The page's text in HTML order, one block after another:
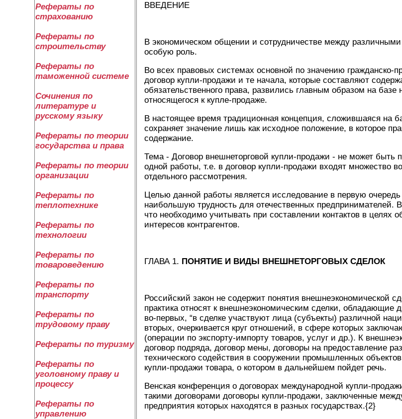
Рефераты по
страхованию
Рефераты по
строительству
Рефераты по
таможенной системе
Сочинения по
литературе и
русскому языку
Рефераты по теории
государства и права
Рефераты по теории
организации
Рефераты по
теплотехнике
Рефераты по
технологии
Рефераты по
товароведению
Рефераты по
транспорту
Рефераты по
трудовому праву
Рефераты по туризму
Рефераты по
уголовному праву и
процессу
Рефераты по
управлению
ВВЕДЕНИЕ
В экономическом общении и сотрудничестве между различными
особую роль.
Во всех правовых системах основной по значению гражданско-
договор купли-продажи и те начала, которые составляют
обязательственного права, развились главным образом на базе
относящегося к купле-продаже.
В настоящее время традиционная концепция, сложившаяся на
сохраняет значение лишь как исходное положение, в которое
содержание.
Тема - Договор внешнеторговой купли-продажи - не может быть
одной работы, т.е. в договор купли-продажи входят множество
отдельного рассмотрения.
Целью данной работы является исследование в первую
наибольшую трудность для отечественных предпринимателей.
что необходимо учитывать при составлении контактов в целях
интересов контрагентов.
ГЛАВА 1. ПОНЯТИЕ И ВИДЫ ВНЕШНЕТОРГОВЫХ СДЕЛОК
Российский закон не содержит понятия внешнеэкономической
практика относят к внешнеэкономическим сделки,
во-первых, “в сделке участвуют лица (субъекты) различной
вторых, очеркивается круг отношений, в сфере которых
(операции по экспорту-импорту товаров, услуг и др.). К
договор подряда, договор мены, договоры на предоставление
технического содействия в сооружении промышленных
купли-продажи товара, о котором в дальнейшем пойдет речь.
Венская конференция о договорах международной купли-
такими договорами договоры купли-продажи, заключенные
предприятия которых находятся в разных государствах.{2}